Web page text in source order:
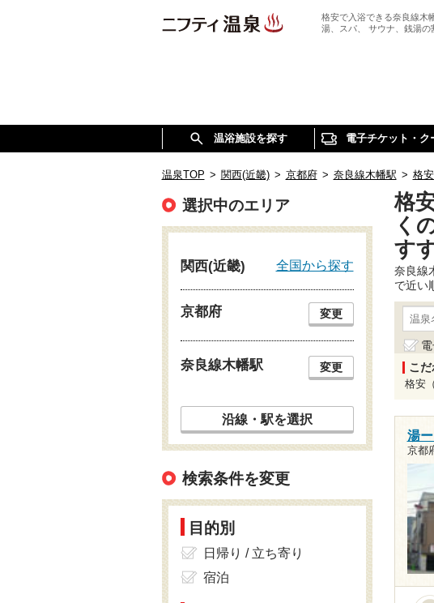
格安で入浴できる奈良線木
湯、スパ、 サウナ、銭湯
温浴施設を探す 電子チケット・ク
温泉TOP > 関西(近畿) > 京都府 > 奈良線木幡駅 > 格
格
く
す
奈良線
で近い
こ
格安
湯
京都
選択中のエリア
関西(近畿) 全国から探す
京都府 変更
奈良線木幡駅 変更
沿線・駅を選択
検索条件を変更
目的別
日帰り / 立ち寄り
宿泊